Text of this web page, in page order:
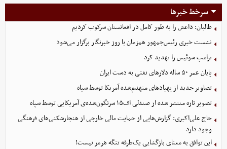
سرخط خبرها
طالبان: داعش را به طور کامل در افغانستان سرکوب کردیم
نشست خبری رئیس‌جمهور همزمان با روز خبرنگار برگزار می‌شود
ترامپ سوئیس را تهدید کرد
پایان عمر ۵۰ ساله دلارهای نفتی به دست ایران
تصاویر جدید از پهپادهای منهدم‌شده آمریکا توسط سپاه
تصویر تازه منتشر شده از صندلی اف۱۵ سرنگون‌شده‌ی آمریکایی توسط سپاه
حاج علی‌اکبری: گزارش‌هایی از حمایت مالی خارجی از هنجارشکنی‌های فرهنگی
وجود دارد
این توافق به معنای بازگشایی یک‌طرفه تنگه هرمز نیست!